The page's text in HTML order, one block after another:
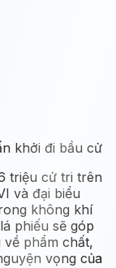
khởi đi bầu cử
triệu cử tri trên
và đại biểu
không khí
phiếu sẽ góp
phẩm chất,
vọng của